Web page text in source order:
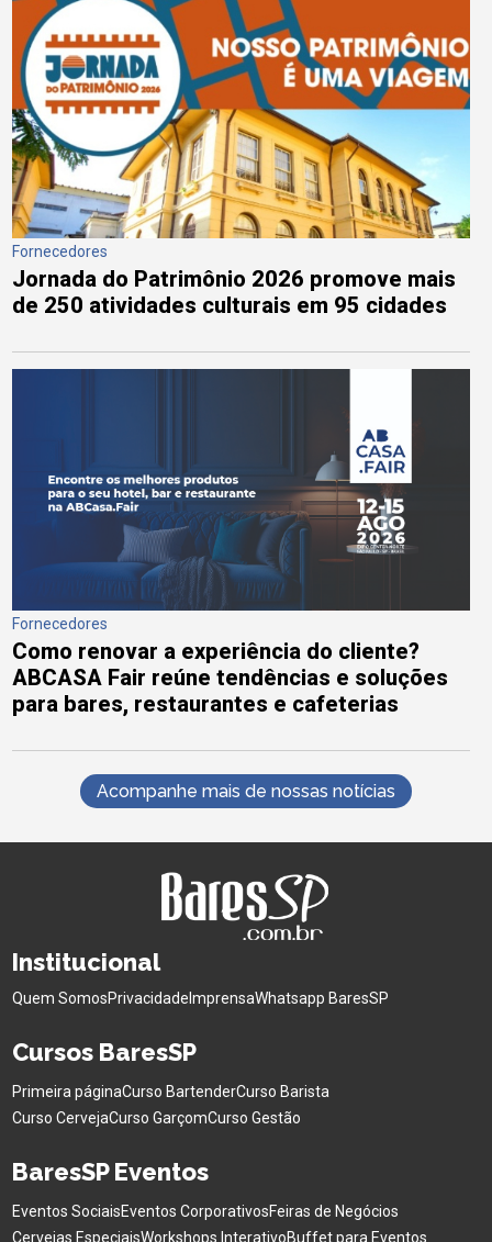
Fornecedores
Jornada do Patrimônio 2026 promove mais
de 250 atividades culturais em 95 cidades
Fornecedores
Como renovar a experiência do cliente?
ABCASA Fair reúne tendências e soluções
para bares, restaurantes e cafeterias
Acompanhe mais de nossas notícias
Institucional
Quem SomosPrivacidade ImprensaWhatsapp BaresSP
Cursos BaresSP
Primeira páginaCurso BartenderCurso Barista
Curso CervejaCurso GarçomCurso Gestão
BaresSP Eventos
Eventos SociaisEventos CorporativosFeiras de Negócios
Cervejas EspeciaisWorkshops InterativoBuffet para Eventos